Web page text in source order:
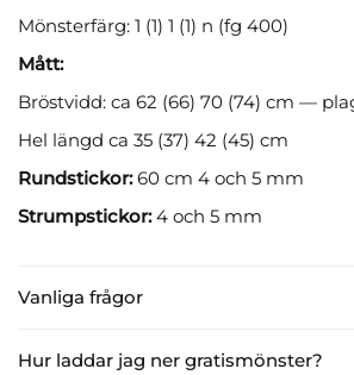
Vanliga frågor
Hur laddar jag ner gratismönster?
Mönsterfärg: 1 (1) 1 (1) n (fg 400)
Mått:
Bröstvidd: ca 62 (66) 70 (74) cm —
Hel längd ca 35 (37) 42 (45) cm
Rundstickor:60 cm 4 och 5 mm
Strumpstickor:4 och 5 mm